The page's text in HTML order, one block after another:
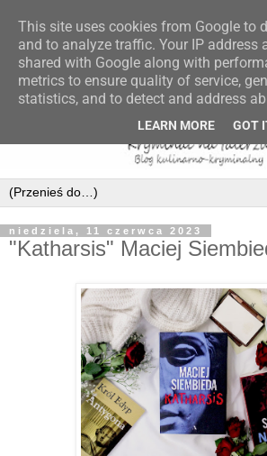
niedziela, 11 czerwca 2023
"Katharsis" Maciej
This site uses cookies from Google to
and to analyze traffic. Your IP address
shared with Google along with
metrics to ensure quality of service,
statistics, and to detect and address
LEARN MORE GOT